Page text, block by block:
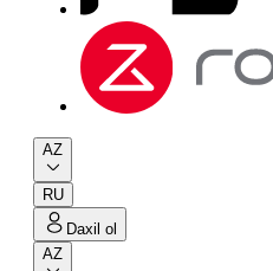
AZ
RU
Daxil ol
AZ